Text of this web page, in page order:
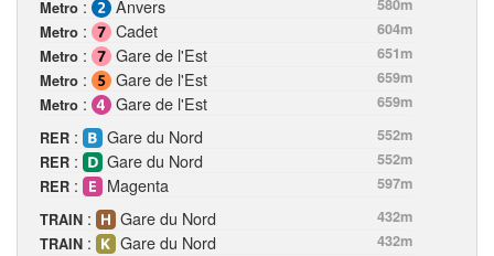
Metro : Anvers
580m
Metro : Cadet
604m
Metro : Gare de l'Est
651m
Metro : Gare de l'Est
659m
Metro : Gare de l'Est
659m
RER : Gare du Nord
552m
RER : Gare du Nord
552m
RER : Magenta
597m
TRAIN : Gare du Nord
432m
TRAIN : Gare du Nord
432m